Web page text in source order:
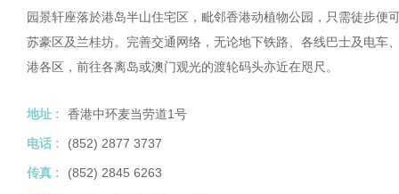
园景轩座落於港岛半山住宅区，毗邻香港动植物公园，只需徒步便
苏豪区及兰桂坊。完善交通网络，无论地下铁路、各线巴士及电车
港各区，前往各离岛或澳门观光的渡轮码头亦近在咫尺。
地址 : 香港中环麦当劳道1号
电话 : (852) 2877 3737
传真 : (852) 2845 6263